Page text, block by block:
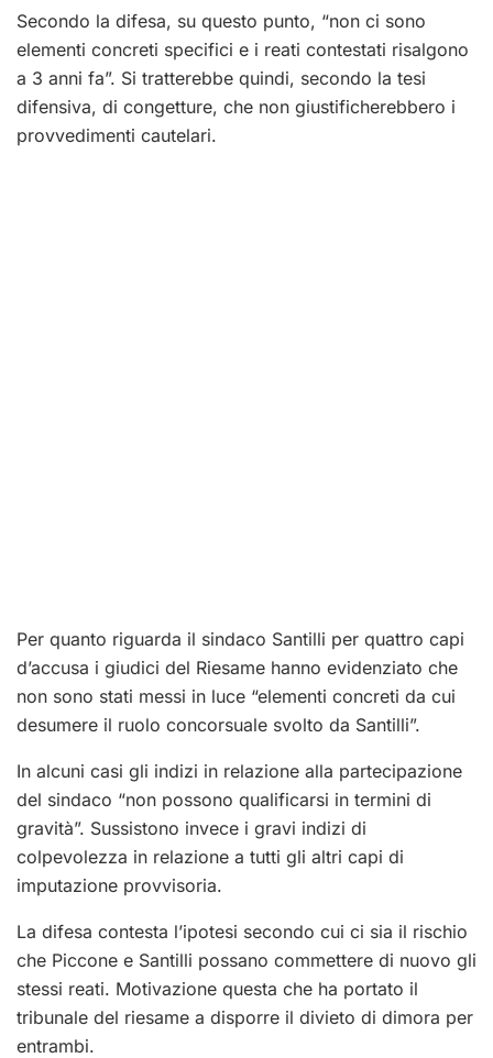
Secondo la difesa, su questo punto, “non ci sono
elementi concreti specifici e i reati contestati risalgono
a 3 anni fa”. Si tratterebbe quindi, secondo la tesi
difensiva, di congetture, che non giustificherebbero i
provvedimenti cautelari.
Per quanto riguarda il sindaco Santilli per quattro capi
d’accusa i giudici del Riesame hanno evidenziato che
non sono stati messi in luce “elementi concreti da cui
desumere il ruolo concorsuale svolto da Santilli”.
In alcuni casi gli indizi in relazione alla partecipazione
del sindaco “non possono qualificarsi in termini di
gravità”. Sussistono invece i gravi indizi di
colpevolezza in relazione a tutti gli altri capi di
imputazione provvisoria.
La difesa contesta l’ipotesi secondo cui ci sia il rischio
che Piccone e Santilli possano commettere di nuovo gli
stessi reati. Motivazione questa che ha portato il
tribunale del riesame a disporre il divieto di dimora per
entrambi.